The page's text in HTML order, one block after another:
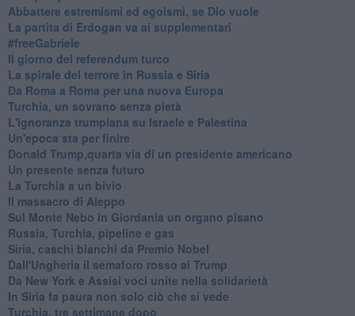
Abbattere estremismi ed egoismi, se Dio vuole
La partita di Erdogan va ai supplementari
#freeGabriele
Il giorno del referendum turco
La spirale del terrore in Russia e Siria
Da Roma a Roma per una nuova Europa
Turchia, un sovrano senza pietà
L'ignoranza trumpiana su Israele e Palestina
Un'epoca sta per finire
Donald Trump,quarta via di un presidente americano
Un presente senza futuro
La Turchia a un bivio
Il massacro di Aleppo
Sul Monte Nebo in Giordania un organo pisano
Russia, Turchia, pipeline e gas
Siria, caschi bianchi da Premio Nobel
Dall'Ungheria il semaforo rosso ai Trump
Da New York e Assisi voci unite nella solidarietà
In Siria fa paura non solo ciò che si vede
Turchia, tre settimane dopo